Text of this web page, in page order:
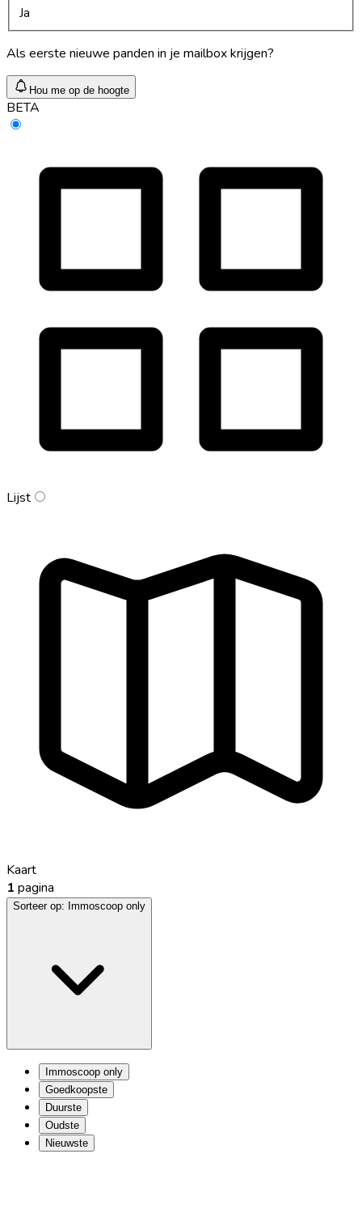
Ja
Als eerste nieuwe panden in je mailbox krijgen?
Hou me op de hoogte
BETA
Lijst
Kaart
1 pagina
Sorteer op: Immoscoop only
Immoscoop only
Goedkoopste
Duurste
Oudste
Nieuwste